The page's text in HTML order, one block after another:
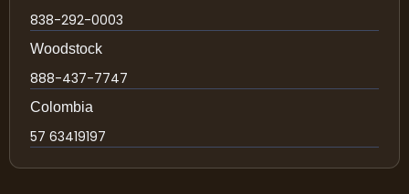
838-292-0003
Woodstock
888-437-7747
Colombia
57 63419197